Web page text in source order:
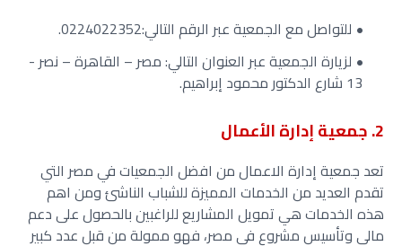
للتواصل مع الجمعية عبر الرقم التالي: 0224022352.
لزيارة الجمعية عبر العنوان التالي:مصر – القاهرة – نصر -
13 شارع الدكتور محمود إبراهيم.
2. جمعية إدارة الأعمال
تعد جمعية إدارة الاعمال من افضل الجمعيات في مصر التي
تقدم العديد من الخدمات المميزة للشباب الناشئ ومن اهم
هذه الخدمات هي تمويل المشاريع للراغبين بالحصول على دعم
مالي وتأسيس مشروع في مصر، فهو ممولة من قبل عدد كبير